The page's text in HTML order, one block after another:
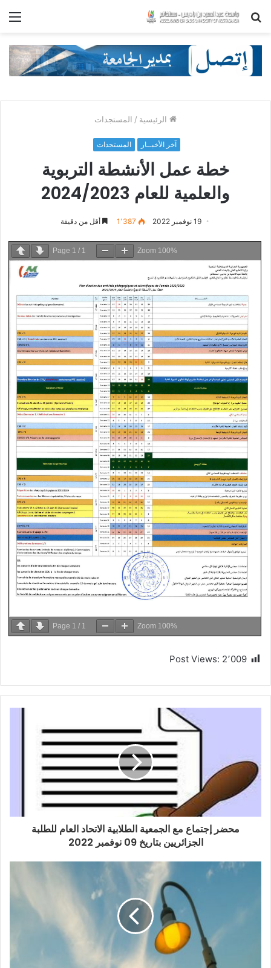
بحث
الرئيسية / المستجدات
آخر الأخبــار المستجدات
خطة عمل الأنشطة التربوية
والعلمية للعام 2024/2023
19 نوفمبر 2022 1٬387 أقل من دقيقة
Page 1 / 1 Zoom 100%
Page 1 / 1 Zoom 100%
Post Views: 2٬009
محضر إجتماع مع الجمعية الطلابية الاتحاد العام للطلبة
الجزائريين بتاريخ 09 نوفمبر 2022